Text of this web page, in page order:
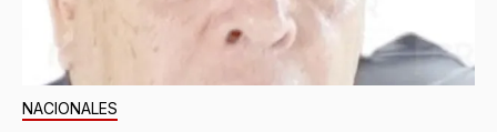
NACIONALES